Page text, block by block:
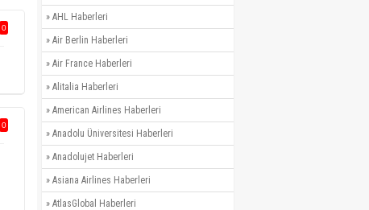
0
0
» AHL Haberleri
» Air Berlin Haberleri
» Air France Haberleri
» Alitalia Haberleri
» American Airlines Haberleri
» Anadolu Üniversitesi Haberleri
» Anadolujet Haberleri
» Asiana Airlines Haberleri
» AtlasGlobal Haberleri